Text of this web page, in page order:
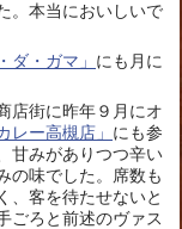
。本当においしいで
ダ・ガマ」 にも月に
店街に昨年９月にオ
レー高槻店」 にも参
甘みがありつつ辛い
の味でした。席数も
、客を待たせないと
ごろと前述のヴァス